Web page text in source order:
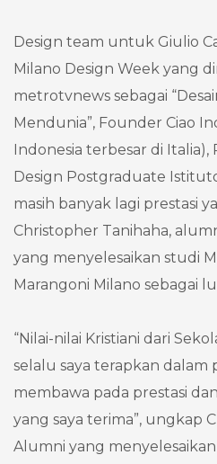
Design team untuk Giulio
Milano Design Week yang
metrotvnews sebagai
Mendunia”, Founder Ciao
Indonesia terbesar di
Design Postgraduate
masih banyak lagi prestasi
Christopher Tanihaha,
yang menyelesaikan studi
Marangoni Milano sebagai
“Nilai-nilai Kristiani dari
selalu saya terapkan dalam
membawa pada prestasi
yang saya terima”, ungkap
Alumni yang